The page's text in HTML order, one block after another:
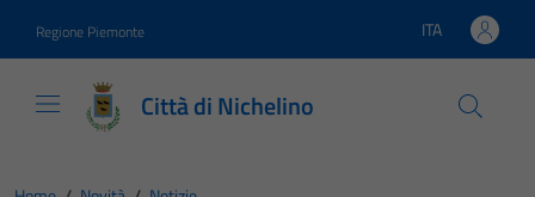
Regione Piemonte Lingua attiva:
ITA
Città di Nichelino